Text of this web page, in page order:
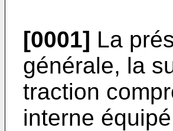
[0001] La
générale, la
traction
interne